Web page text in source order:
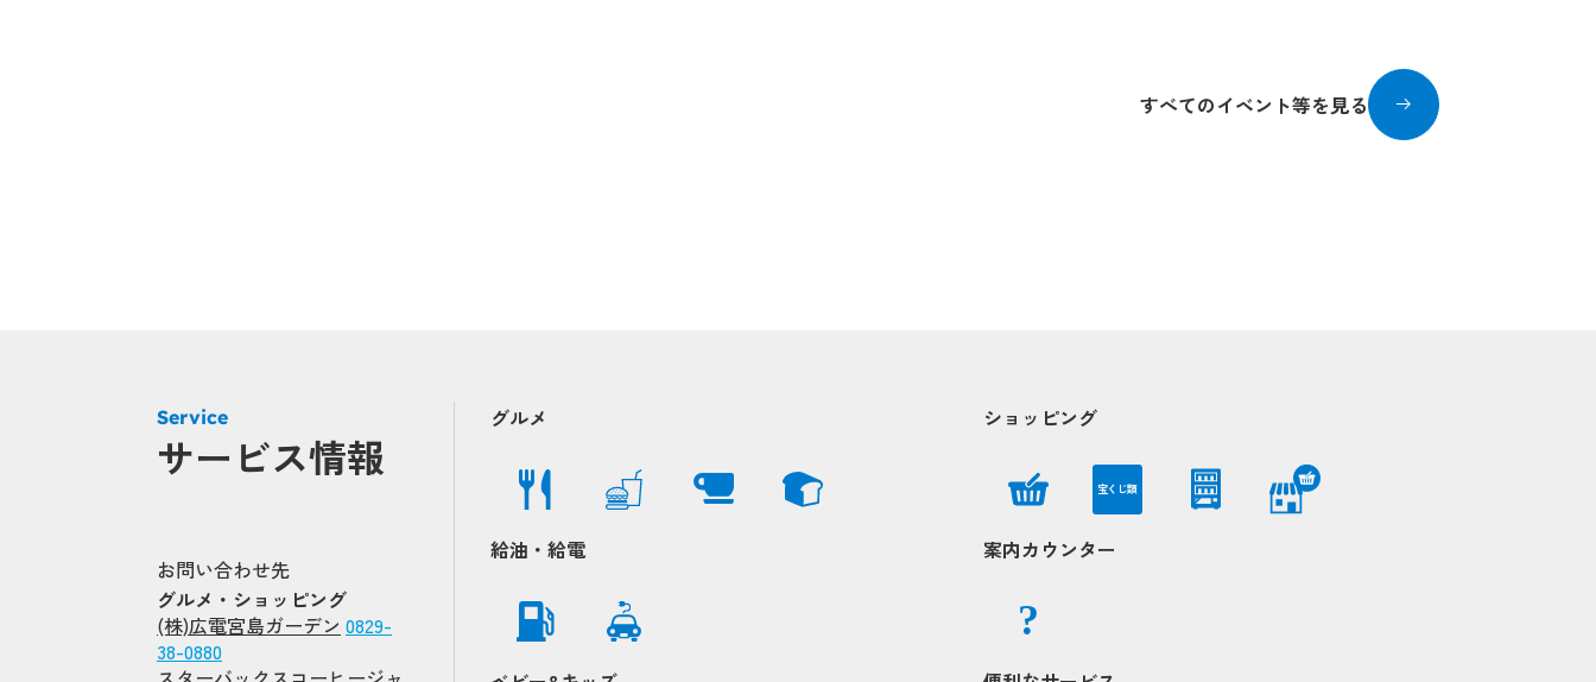
すべてのイベント等を見る
Service
サービス情報
お問い合わせ先
グルメ・ショッピング
(株)広電宮島ガーデン 0829-
38-0880
グルメ ショッピング
宝くじ類
給油・給電 案内カウンター
?